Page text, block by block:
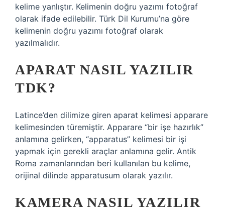
kelime yanlıştır. Kelimenin doğru yazımı fotoğraf
olarak ifade edilebilir. Türk Dil Kurumu’na göre
kelimenin doğru yazımı fotoğraf olarak
yazılmalıdır.
APARAT NASIL YAZILIR
TDK?
Latince’den dilimize giren aparat kelimesi apparare
kelimesinden türemiştir. Apparare “bir işe hazırlık”
anlamına gelirken, “apparatus” kelimesi bir işi
yapmak için gerekli araçlar anlamına gelir. Antik
Roma zamanlarından beri kullanılan bu kelime,
orijinal dilinde apparatusum olarak yazılır.
KAMERA NASIL YAZILIR